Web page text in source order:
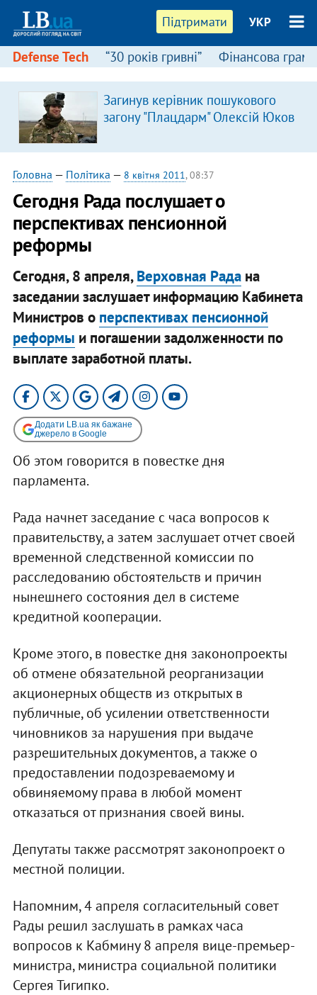
Підтримати УКР
Defense Tech “30 років гривні” Фінансова
Загинув керівник пошукового
загону "Плацдарм" Олексій Юков
Головна — Політика — 8 квітня 2011, 08:37
Сегодня Рада послушает о
перспективах пенсионной
реформы
Сегодня, 8 апреля,Верховная Радана
заседании заслушает информацию Кабинета
Министров о перспективах пенсионной
реформы и погашении задолженности по
выплате заработной платы.
Додати LB.ua як бажане
джерело в Google
Об этом говорится в повестке дня
парламента.
Рада начнет заседание с часа вопросов к
правительству, а затем заслушает отчет своей
временной следственной комиссии по
расследованию обстоятельств и причин
нынешнего состояния дел в системе
кредитной кооперации.
Кроме этого, в повестке дня законопроекты
об отмене обязательной реорганизации
акционерных обществ из открытых в
публичные, об усилении ответственности
чиновников за нарушения при выдаче
разрешительных документов, а также о
предоставлении подозреваемому и
обвиняемому права в любой момент
отказаться от признания своей вины.
Депутаты также рассмотрят законопроект о
местной полиции.
Напомним, 4 апреля согласительный совет
Рады решил заслушать в рамках часа
вопросов к Кабмину 8 апреля вице-премьер-
министра, министра социальной политики
Сергея Тигипко.